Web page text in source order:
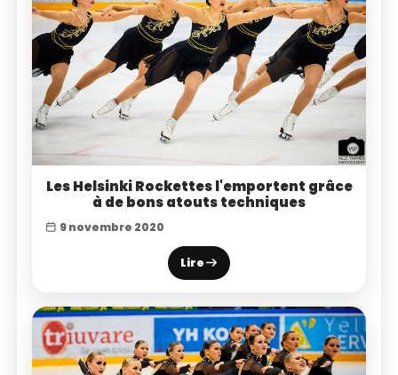
Les Helsinki Rockettes l'emportent grâce
à de bons atouts techniques
9 novembre 2020
Lire